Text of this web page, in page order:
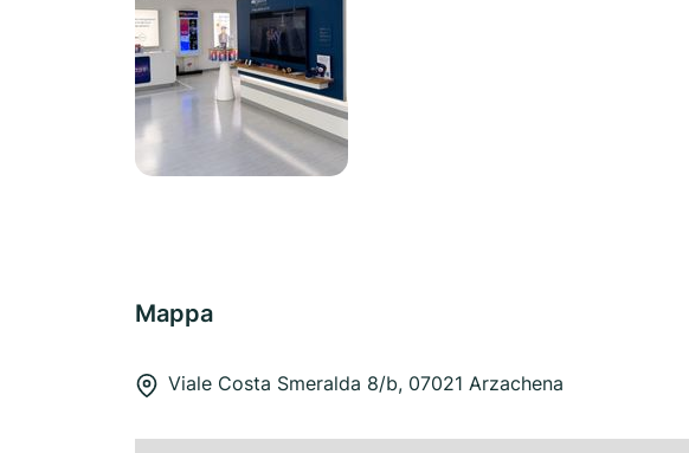
Mappa
Viale Costa Smeralda 8/b, 07021 Arzachena